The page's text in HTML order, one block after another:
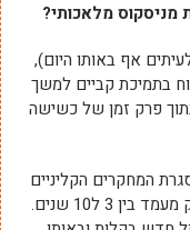
מלאכותי?
אף באותו היום),
בתמיכת קביים למשך
פרק זמן של כשישה
המחקרים הקליניים
בשתל המלאכותי מראה שהשתל יכול להחזיק מעמד בין 3 ל10 שנים.